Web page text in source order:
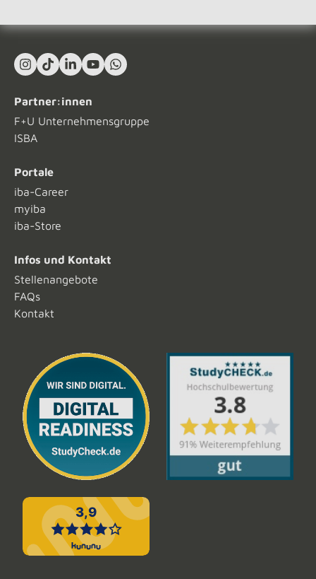
Instagram
TikTokLinkedIn In
YouTubeWhat's App
Partner:innen
F+U Unternehmensgruppe
ISBA
Portale
iba-Career
myiba
iba-Store
Infos und Kontakt
Stellenangebote
FAQs
Kontakt